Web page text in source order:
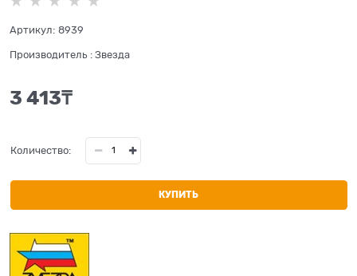
Артикул: 8939
Производитель : Звезда
3 413₸
Количество:
КУПИТЬ